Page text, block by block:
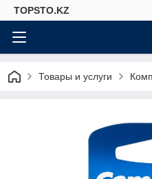
TOPSTO.KZ
Товары и услуги